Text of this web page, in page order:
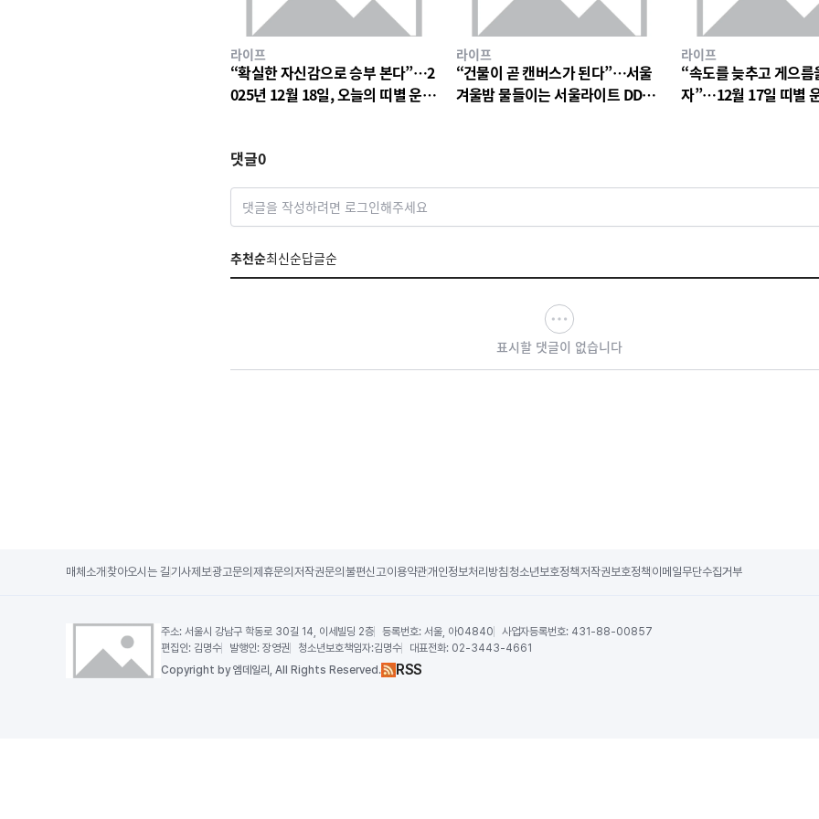
라이프
“확실한 자신감으로 승부 본다”…2
025년 12월 18일, 오늘의 띠별 운세
라이프
“건물이 곧 캔버스가 된다”…서울
겨울밤 물들이는 서울라이트 DDP
라이프
“속도를 늦추고 게으름
자”…12월 17일 띠별
댓글0
댓글을 작성하려면 로그인해주세요
추천순최신순답글순
표시할 댓글이 없습니다
매체소개 찾아오시는 길기사제보광고문의 제휴문의 저작권문의 불편신고이용약관개인정보처리방침 청소년보호정책저작권보호정책 이메일무단수집거부
주소:서울시 강남구 학동로 30길 14, 이세빌딩 2층 등록번호: 서울, 아04840 사업자등록번호: 431-88-00857
편집인: 김명수 발행인:장영권 청소년보호책임자:김명수 대표전화: 02-3443-4661
Copyright by 엠데일리, All Rights Reserved. RSS